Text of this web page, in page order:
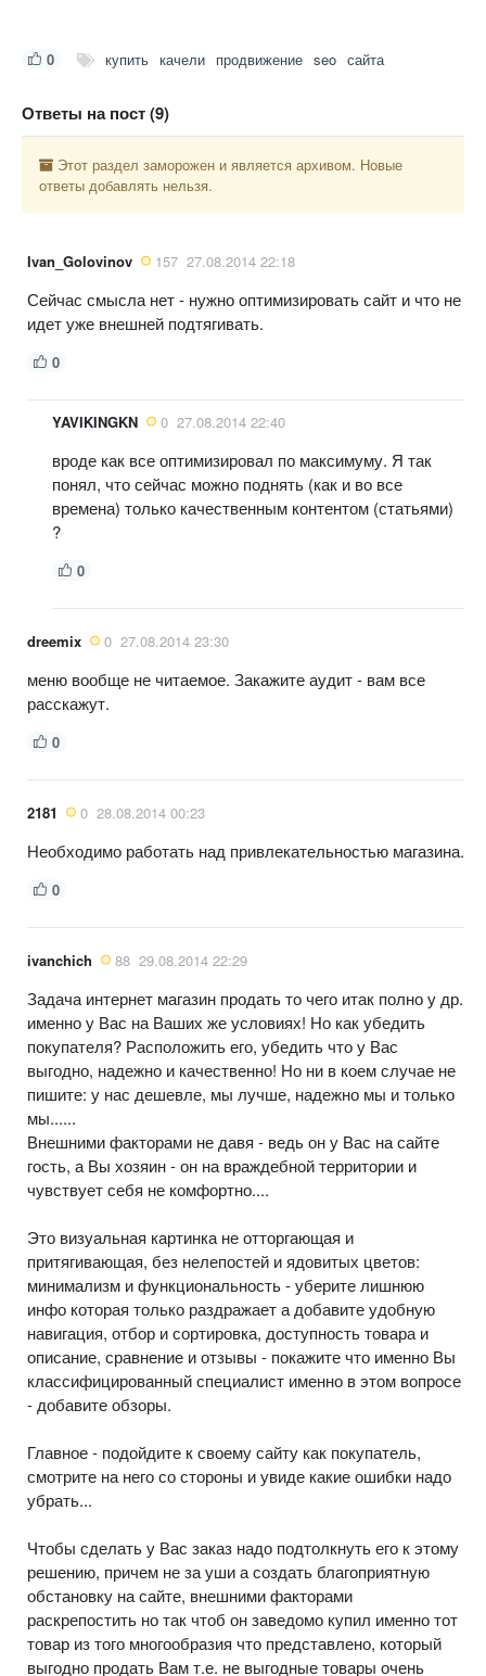
0 купить качели продвижение seo сайта
Ответы на пост (9)
Этот раздел заморожен и является архивом. Новые
ответы добавлять нельзя.
Ivan_Golovinov 157 27.08.2014 22:18
Сейчас смысла нет - нужно оптимизировать сайт и что не
идет уже внешней подтягивать.
0
YAVIKINGKN 0 27.08.2014 22:40
вроде как все оптимизировал по максимуму. Я так
понял, что сейчас можно поднять (как и во все
времена) только качественным контентом (статьями)
?
0
dreemix 0 27.08.2014 23:30
меню вообще не читаемое. Закажите аудит - вам все
расскажут.
0
2181 0 28.08.2014 00:23
Необходимо работать над привлекательностью магазина.
0
ivanchich 88 29.08.2014 22:29
Задача интернет магазин продать то чего итак полно у др.
именно у Вас на Ваших же условиях! Но как убедить
покупателя? Расположить его, убедить что у Вас
выгодно, надежно и качественно! Но ни в коем случае не
пишите: у нас дешевле, мы лучше, надежно мы и только
мы......
Внешними факторами не давя - ведь он у Вас на сайте
гость, а Вы хозяин - он на враждебной территории и
чувствует себя не комфортно....
Это визуальная картинка не отторгающая и
притягивающая, без нелепостей и ядовитых цветов:
минимализм и функциональность - уберите лишнюю
инфо которая только раздражает а добавите удобную
навигация, отбор и сортировка, доступность товара и
описание, сравнение и отзывы - покажите что именно Вы
классифицированный специалист именно в этом вопросе
- добавите обзоры.
Главное - подойдите к своему сайту как покупатель,
смотрите на него со стороны и увиде какие ошибки надо
убрать...
Чтобы сделать у Вас заказ надо подтолкнуть его к этому
решению, причем не за уши а создать благоприятную
обстановку на сайте, внешними факторами
раскрепостить но так чтоб он заведомо купил именно тот
товар из того многообразия что представлено, который
выгодно продать Вам т.е. не выгодные товары очень